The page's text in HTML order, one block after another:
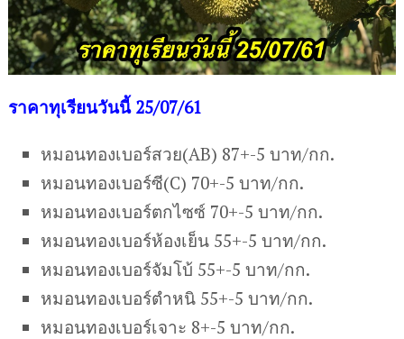
ราคาทุเรียนวันนี้ 25/07/61
หมอนทองเบอร์สวย(AB) 87+-5 บาท/กก.
หมอนทองเบอร์ซี(C) 70+-5 บาท/กก.
หมอนทองเบอร์ตกไซซ์ 70+-5 บาท/กก.
หมอนทองเบอร์ห้องเย็น 55+-5 บาท/กก.
หมอนทองเบอร์จัมโบ้ 55+-5 บาท/กก.
หมอนทองเบอร์ตำหนิ 55+-5 บาท/กก.
หมอนทองเบอร์เจาะ 8+-5 บาท/กก.